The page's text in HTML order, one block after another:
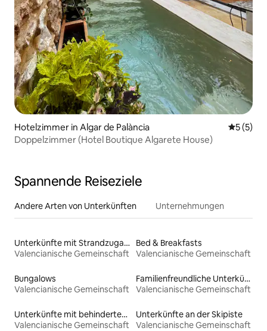
Hotelzimmer in Algar de Palància
5 (5)
Doppelzimmer (Hotel Boutique Algarete House)
Spannende Reiseziele
Andere Arten von Unterkünften Unternehmungen
Unterkünfte mit Strandzugang
Valencianische Gemeinschaft
Bed & Breakfasts
Valencianische Gemeinschaft
Bungalows
Valencianische Gemeinschaft
Familienfreundliche Unterkünfte
Valencianische Gemeinschaft
Unterkünfte mit behindertengerechtem WC
Valencianische Gemeinschaft
Unterkünfte an der Skipiste
Valencianische Gemeinschaft